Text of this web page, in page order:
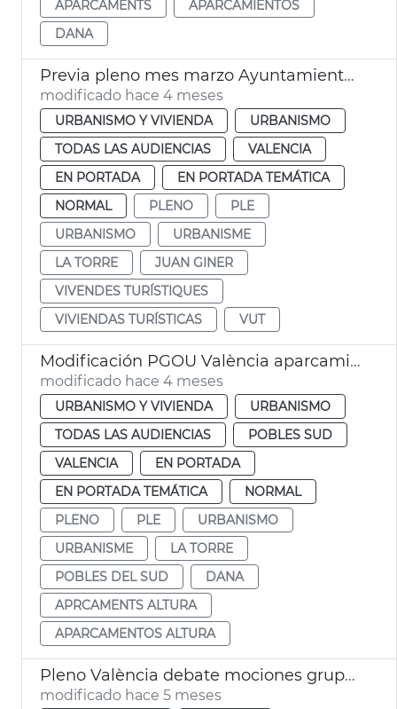
APARCAMENTS
APARCAMIENTOS
DANA
Previa pleno mes marzo Ayuntamiento València
modificado hace 4 meses
URBANISMO Y VIVIENDA
URBANISMO
TODAS LAS AUDIENCIAS
VALENCIA
EN PORTADA
EN PORTADA TEMÁTICA
NORMAL
PLENO
PLE
URBANISMO
URBANISME
LA TORRE
JUAN GINER
VIVENDES TURÍSTIQUES
VIVIENDAS TURÍSTICAS
VUT
Modificación PGOU València aparcamientos altura la Torre
modificado hace 4 meses
URBANISMO Y VIVIENDA
URBANISMO
TODAS LAS AUDIENCIAS
POBLES SUD
VALENCIA
EN PORTADA
EN PORTADA TEMÁTICA
NORMAL
PLENO
PLE
URBANISMO
URBANISME
LA TORRE
POBLES DEL SUD
DANA
APRCAMENTS ALTURA
APARCAMENTOS ALTURA
Pleno València debate mociones grupos municipales
modificado hace 5 meses